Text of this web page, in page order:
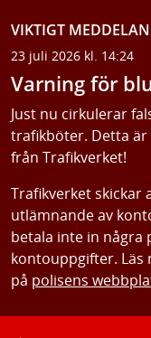
VIKTIGT
23 juli 2026 kl. 14:24
Varning för
Just nu cirkulerar
trafikböter. Detta är
från Trafikverket!
Trafikverket skickar
utlämnande av
betala inte in några
kontouppgifter.
på polisens